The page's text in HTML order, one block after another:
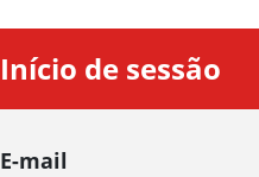
Início de sessão
E-mail